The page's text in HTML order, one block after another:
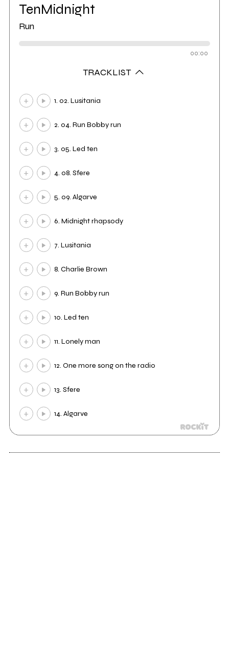
TenMidnight
Run
00:00
TRACKLIST
1. 02. Lusitania
2. 04. Run Bobby run
3. 05. Led ten
4. 08. Sfere
5. 09. Algarve
6. Midnight rhapsody
7. Lusitania
8. Charlie Brown
9. Run Bobby run
10. Led ten
11. Lonely man
12. One more song on the radio
13. Sfere
14. Algarve